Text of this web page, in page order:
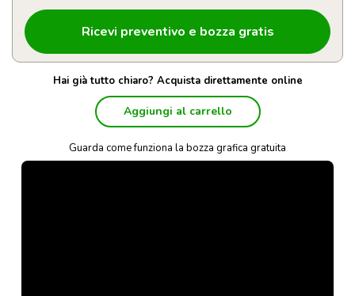
Hai già tutto chiaro? Acquista direttamente online
Aggiungi al carrello
Guarda come funziona la bozza grafica gratuita